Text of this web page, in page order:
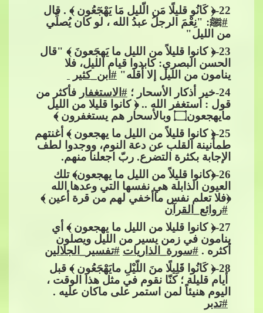
22-﴿ كَانُو قليلًا مَن الّليل مَا يَهْجٓعُون ﴾ . قال​​
#ﷺ: "نِعْمَ الرجلُ عبدُ الله ، لو كان يُصلِّي
من الليل" ​​
23-﴿ كانوا قليلاً من الليل ما يَهجَعونَ ﴾ "قال
الحسن البصري: كابدوا قيام الليل، فلا
ينامون من الليل إلا أقله"​​ #ابن_كثير
24-خير أذكار الأسحار ؛​​ #الاستغفار ​​ فأكثر من
قول : استغفر الله .. ﴿ كانوا قليلا من الليل
مايهجعون۝ ​​ وبالأسحار هم يستغفرون ﴾
25-﴿ كانوا قليلاً من الليل ما يهجعون ﴾ أغنتهم
طمأنينة القلب عن دعة النوم، ووجدوا لطف
الإجابة بكثرة التضرع. ربّ اجعلنا منهم.
26-﴿ﻛﺎﻧﻮ ​​ قليلاً من الليل ما يهجعون﴾ تلك
العيون الذابلة هي نفسها التي وعدها الله
﴿فلا تعلم نفس ماأخفي لهم من قرة أعين ﴾​​
#روائع_القرآن
27-﴿ كانوا قليلا من الليل ما يهجعون ﴾ أي
ينامون في زمن يسير من الليل ويصلون
أكثره .​​ #سورة_الذاريات #تفسير_الجلالين
28-﴿ كَانُوا قَلِيلًا منَ اللّيْلِ مايَهْجَعُون ﴾ قبل​​
أيام قليلة ؛ كنّا نقوم في مثل هذا الوقت ،
اليوم هنيئاً لمن استمر على ماكان عليه .​​
#تدبر